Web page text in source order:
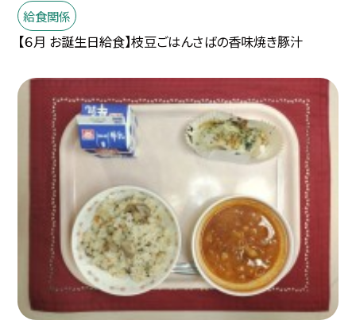
給食関係
【６月 お誕生日給食】枝豆ごはんさばの香味焼き豚汁